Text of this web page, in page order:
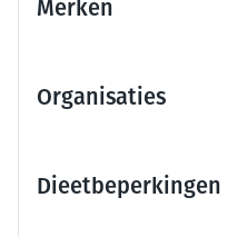
Merken
Organisaties
Dieetbeperkingen